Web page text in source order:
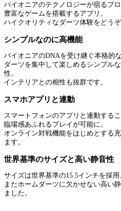
パイオニアのテクノロジーが宿るプ
豊富なゲームを搭載するアプリ。
ハイクオリティなダーツ体験をどうぞ
シンプルなのに高機能
パイオニアのDNAを受け継ぐ本格的
ダーツを集中して楽しめるシンプル
性。
インテリアとの相性も抜群です。
スマホアプリと連動​
スマートフォンのアプリと連動するこ
臨場感あふれるプレイが可能に。
オンライン対戦機能をはじめとする
ます。​
世界基準のサイズと高い静音性
サイズは世界基準の15.5インチを採用
またホームダーツに欠かせない高い
ました。​